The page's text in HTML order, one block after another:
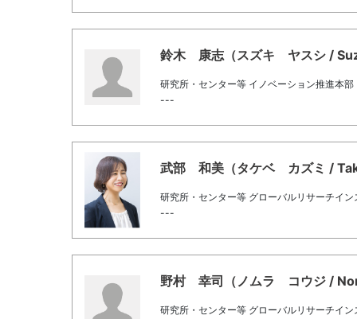
鈴木 康志（スズキ ヤスシ /
研究所・センター等 イノベーション推進本部
---
武部 和美（タケベ カズミ /
研究所・センター等 グローバルリサーチイ
---
野村 幸司（ノムラ コウジ /
研究所・センター等 グローバルリサーチイ